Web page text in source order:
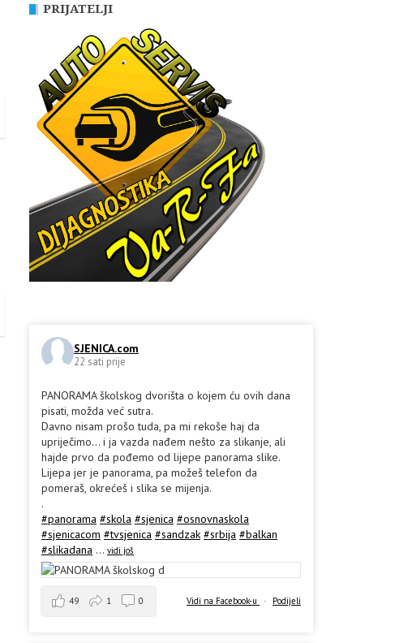
PRIJATELJI
SJENICA.com
22 sati prije
PANORAMA školskog dvorišta o kojem ću ovih dana
pisati, možda već sutra.
Davno nisam prošo tuda, pa mi rekoše haj da
upriječimo... i ja vazda nađem nešto za slikanje, ali
hajde prvo da pođemo od lijepe panorama slike.
Lijepa jer je panorama, pa možeš telefon da
pomeraš, okrećeš i slika se mijenja.
.
#panorama #skola #sjenica #osnovnaskola
#sjenicacom #tvsjenica #sandzak #srbija #balkan
#slikadana ... vidi još
Vidi na Facebook-u · Podijeli
49 1 0